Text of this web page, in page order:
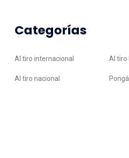
Categorías
Al tiro internacional Al tiro
Al tiro nacional